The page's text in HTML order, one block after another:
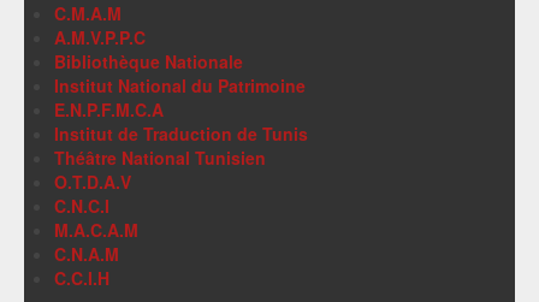
C.M.A.M
A.M.V.P.P.C
Bibliothèque Nationale
Institut National du Patrimoine
E.N.P.F.M.C.A
Institut de Traduction de Tunis
Théâtre National Tunisien
O.T.D.A.V
C.N.C.I
M.A.C.A.M
C.N.A.M
C.C.I.H